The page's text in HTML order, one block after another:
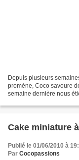
Depuis plusieurs
promène, Coco savoure
semaine dernière nous
Cake miniature
Publié le 01/06/2010 à
Par Cocopassions